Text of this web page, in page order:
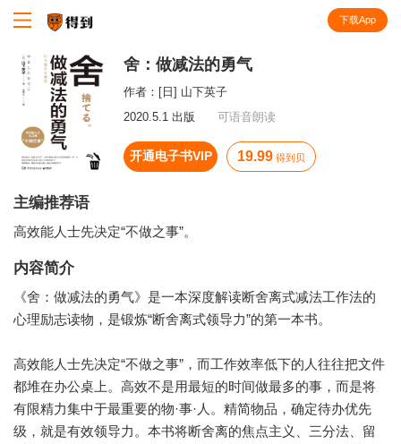
下载App
舍：做减法的勇气
作者： [日] 山下英子
2020.5.1 出版
可语音朗读
开通电子书VIP 19.99 得到贝
主编推荐语
高效能人士先决定“不做之事”。
内容简介
《舍：做减法的勇气》是一本深度解读断舍离式减法工作法的
心理励志读物，是锻炼“断舍离式领导力”的第一本书。
高效能人士先决定“不做之事”，而工作效率低下的人往往把文件
都堆在办公桌上。高效不是用最短的时间做最多的事，而是将
有限精力集中于最重要的物·事·人。精简物品，确定待办优先
级，就是有效领导力。本书将断舍离的焦点主义、三分法、留